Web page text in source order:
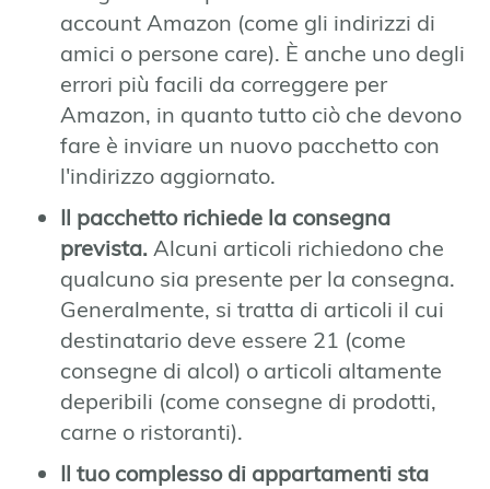
account Amazon (come gli indirizzi di
amici o persone care). È anche uno degli
errori più facili da correggere per
Amazon, in quanto tutto ciò che devono
fare è inviare un nuovo pacchetto con
l'indirizzo aggiornato.
Il pacchetto richiede la consegna
prevista. Alcuni articoli richiedono che
qualcuno sia presente per la consegna.
Generalmente, si tratta di articoli il cui
destinatario deve essere 21 (come
consegne di alcol) o articoli altamente
deperibili (come consegne di prodotti,
carne o ristoranti).
Il tuo complesso di appartamenti sta